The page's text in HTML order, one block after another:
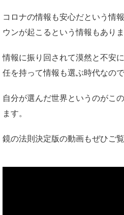
コロナの情報も安心だという情
ウンが起こるという情報もありま
情報に振り回されて漠然と不安
任を持って情報も選ぶ時代なので
自分が選んだ世界というのがこ
ます。
鏡の法則決定版の動画もぜひご覧